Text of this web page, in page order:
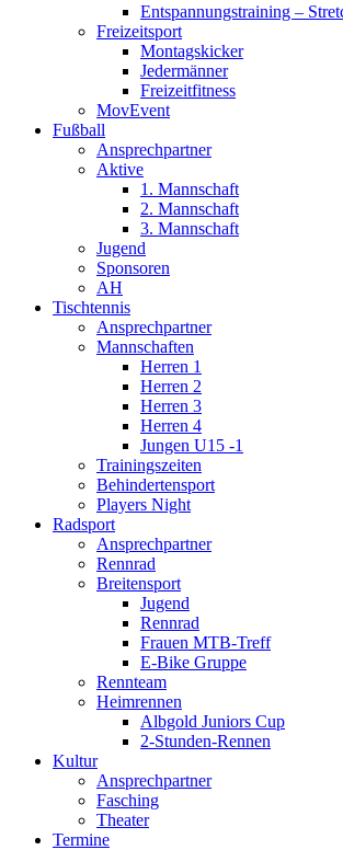
Entspannungstraining –
Freizeitsport
Montagskicker
Jedermänner
Freizeitfitness
MovEvent
Fußball
Ansprechpartner
Aktive
1. Mannschaft
2. Mannschaft
3. Mannschaft
Jugend
Sponsoren
AH
Tischtennis
Ansprechpartner
Mannschaften
Herren 1
Herren 2
Herren 3
Herren 4
Jungen U15 -1
Trainingszeiten
Behindertensport
Players Night
Radsport
Ansprechpartner
Rennrad
Breitensport
Jugend
Rennrad
Frauen MTB-Treff
E-Bike Gruppe
Rennteam
Heimrennen
Albgold Juniors Cup
2-Stunden-Rennen
Kultur
Ansprechpartner
Fasching
Theater
Termine